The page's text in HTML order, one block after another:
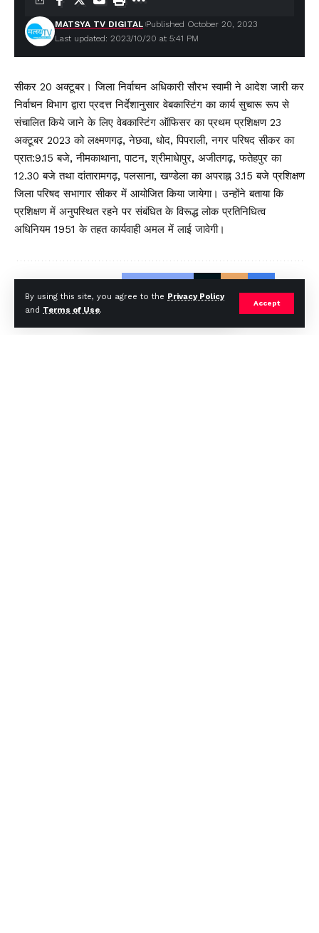
By using this site, you agree to the Privacy Policy
and Terms of Use.
Accept
Last updated: 2023/10/20 at 5:41 PM
MATSYA TV DIGITAL Published October 20, 2023
सीकर 20 अक्टूबर। जिला निर्वाचन अधिकारी सौरभ स्वामी ने आदेश जारी कर
निर्वाचन विभाग द्वारा प्रदत्त निर्देशानुसार वेबकास्टिंग का कार्य सुचारू रूप से
संचालित किये जाने के लिए वेबकास्टिंग ऑफिसर का प्रथम प्रशिक्षण 23
अक्टूबर 2023 को लक्ष्मणगढ़, नेछवा, धोद, पिपराली, नगर परिषद सीकर का
प्रात:9.15 बजे, नीमकाथाना, पाटन, श्रीमाधेापुर, अजीतगढ़, फतेहपुर का
12.30 बजे तथा दांतारामगढ़, पलसाना, खण्डेला का अपराह्न 3.15 बजे प्रशिक्षण
जिला परिषद सभागार सीकर में आयोजित किया जायेगा। उन्होंने बताया कि
प्रशिक्षण में अनुपस्थित रहने पर संबंधित के विरूद्ध लोक प्रतिनिधित्व
अधिनियम 1951 के तहत कार्यवाही अमल में लाई जावेगी।